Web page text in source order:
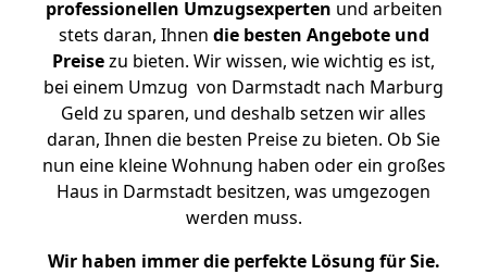
professionellen Umzugsexperten und arbeiten
stets daran, Ihnen die besten Angebote und
Preisezu bieten. Wir wissen, wie wichtig es ist,
bei einem Umzug von Darmstadt nach Marburg
Geld zu sparen, und deshalb setzen wir alles
daran, Ihnen die besten Preise zu bieten. Ob Sie
nun eine kleine Wohnung haben oder ein großes
Haus in Darmstadt besitzen, was umgezogen
werden muss.
Wir haben immer die perfekte Lösung für Sie.